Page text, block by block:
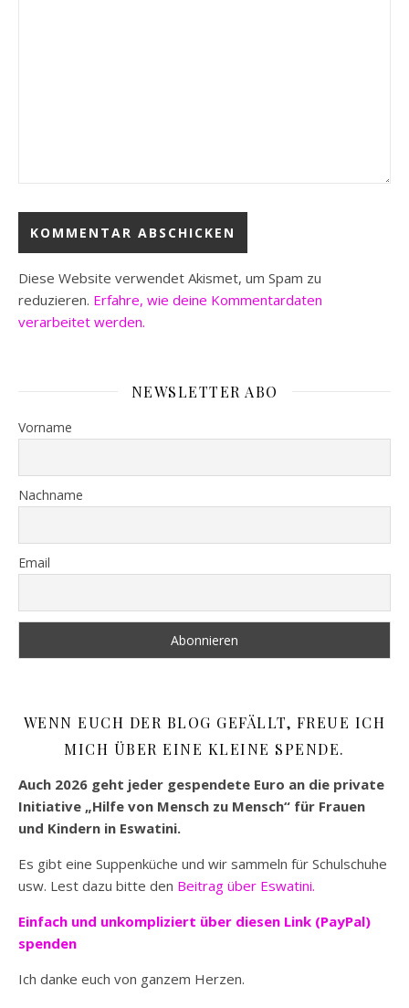
Diese Website verwendet Akismet, um Spam zu
reduzieren. Erfahre, wie deine Kommentardaten
verarbeitet werden.
NEWSLETTER ABO
Vorname
Nachname
Email
WENN EUCH DER BLOG GEFÄLLT, FREUE ICH
MICH ÜBER EINE KLEINE SPENDE.
Auch 2026 geht jeder gespendete Euro an die private
Initiative „Hilfe von Mensch zu Mensch“ für Frauen
und Kindern in Eswatini.
Es gibt eine Suppenküche und wir sammeln für Schulschuhe
usw. Lest dazu bitte den Beitrag über Eswatini.
Einfach und unkompliziert über diesen Link (PayPal)
spenden
Ich danke euch von ganzem Herzen.